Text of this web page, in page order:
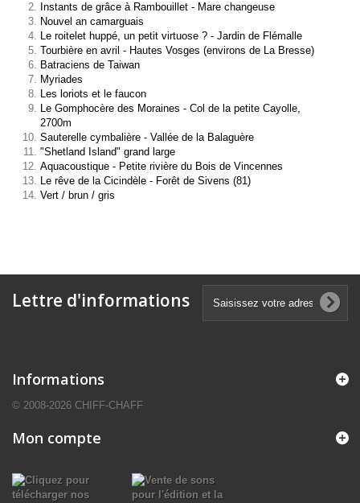
Instants de grâce à Rambouillet - Mare changeuse
Nouvel an camarguais
Le roitelet huppé, un petit virtuose ? - Jardin de Flémalle
Tourbière en avril - Hautes Vosges (environs de La Bresse)
Batraciens de Taiwan
Myriades
Les loriots et le faucon
Le Gomphocère des Moraines - Col de la petite Cayolle,
2700m
Sauterelle cymbalière - Vallée de la Balaguère
"Shetland Island" grand large
Aquacoustique - Petite rivière du Bois de Vincennes
Le rêve de la Cicindèle - Forêt de Sivens (81)
Vert / brun / gris
Lettre d'informations
Informations
© 2008-2026 CHIFF-CHAFF
Mon compte